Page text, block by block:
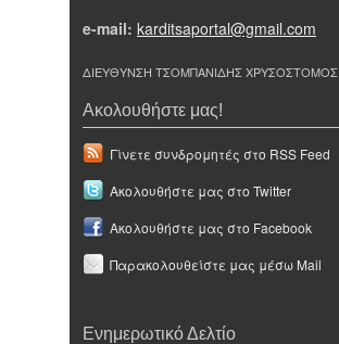
e-mail: karditsaportal@gmail.com
ΔΙΕΥΘΥΝΣΗ ΤΣΟΜΠΑΝΙΔΗΣ ΧΡΥΣΟΣΤΟΜΟΣ
Ακολουθήστε μας!
Γίνετε συνδρομητές στο RSS Feed
Ακολουθήστε μας στο Twitter
Ακολουθήστε μας στο Facebook
Παρακολουθείστε μας μέσω Mail
Ενημερωτικό Δελτίο